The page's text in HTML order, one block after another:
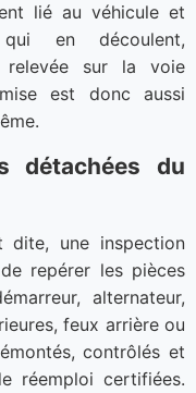
lié au véhicule et
en découlent,
relevée sur la voie
est donc aussi
détachées du
dite, une inspection
repérer les pièces
alternateur,
feux arrière ou
contrôlés et
réemploi certifiées.